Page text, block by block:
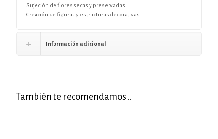
Sujeción de flores secas y preservadas.
Creación de figuras y estructuras decorativas.
Información adicional
También te recomendamos…